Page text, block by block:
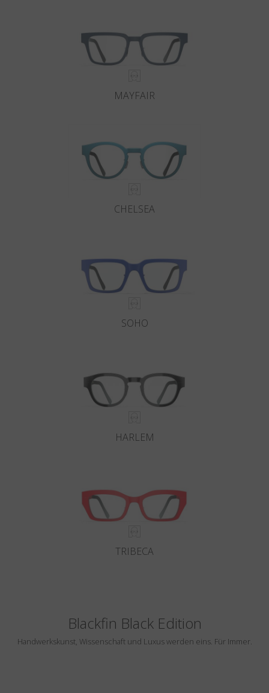
MAYFAIR
CHELSEA
SOHO
HARLEM
TRIBECA
Blackfin Black Edition
Handwerkskunst, Wissenschaft und Luxus werden eins. Für Immer.